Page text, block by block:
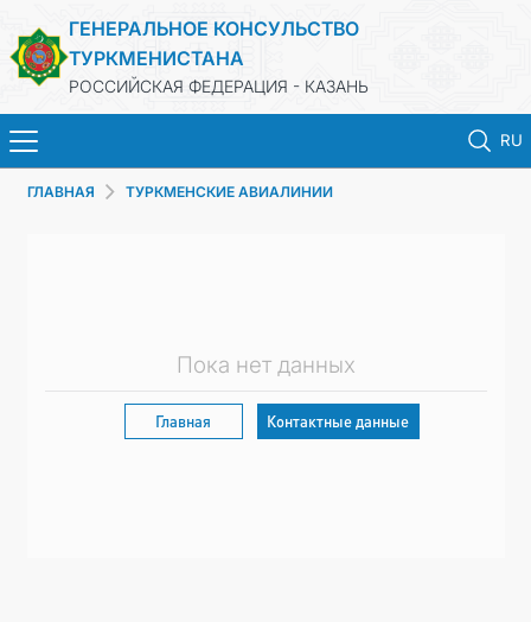
ГЕНЕРАЛЬНОЕ КОНСУЛЬСТВО
ТУРКМЕНИСТАНА
РОССИЙСКАЯ ФЕДЕРАЦИЯ - КАЗАНЬ
RU
ГЛАВНАЯ
ГЛАВНАЯ ТУРКМЕНСКИЕ АВИАЛИНИИ
Пока нет данных
Главная Контактные данные